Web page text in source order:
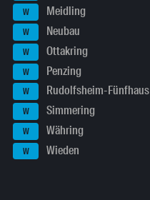
W Meidling
W Neubau
W Ottakring
W Penzing
W Rudolfsheim-Fünfhaus
W Simmering
W Währing
W Wieden